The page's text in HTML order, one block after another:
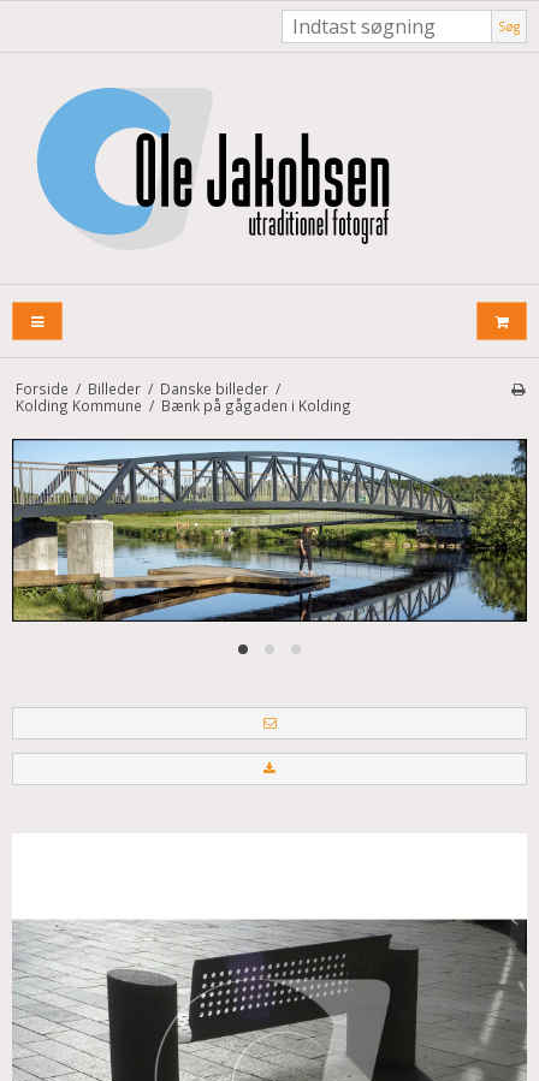
Søg
Forside / Billeder / Danske billeder /
Kolding Kommune / Bænk på gågaden i Kolding